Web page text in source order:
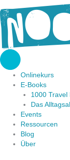
Inhalt
springen
Onlinekurs
E-Books
1000 Travel
Das
Events
Ressourcen
Blog
Über